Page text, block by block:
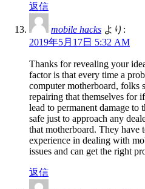
返信
mobile hacks より:
2019年5月17日 5:32 AM
Thanks for revealing your
factor is that every time a
computer motherboard, folks
repairing that themselves for
lead to permanent damage
safe just to approach any
that motherboard. They have
experience in dealing with
issues and can get the right
返信